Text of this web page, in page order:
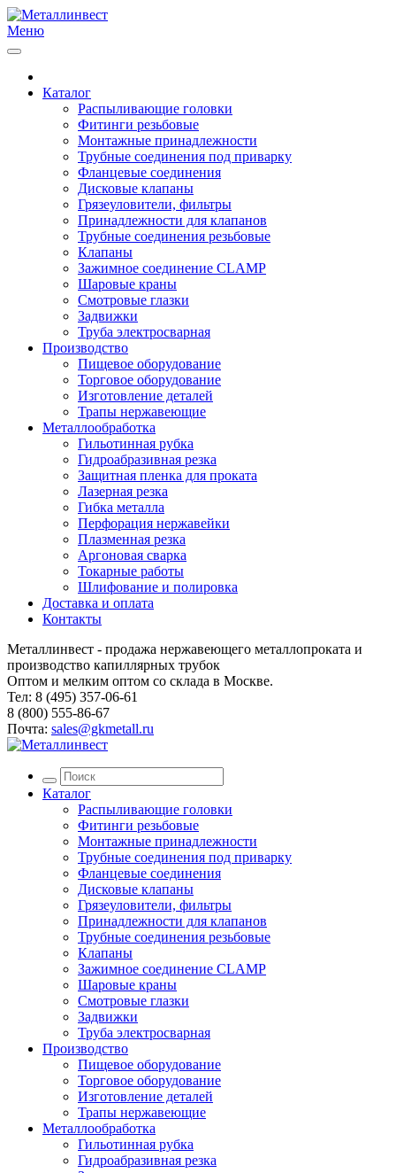
Меню
Каталог
Распыливающие головки
Фитинги резьбовые
Монтажные принадлежности
Трубные соединения под приварку
Фланцевые соединения
Дисковые клапаны
Грязеуловители, фильтры
Принадлежности для клапанов
Трубные соединения резьбовые
Клапаны
Зажимное соединение CLAMP
Шаровые краны
Смотровые глазки
Задвижки
Труба электросварная
Производство
Пищевое оборудование
Торговое оборудование
Изготовление деталей
Трапы нержавеющие
Металлообработка
Гильотинная рубка
Гидроабразивная резка
Защитная пленка для проката
Лазерная резка
Гибка металла
Перфорация нержавейки
Плазменная резка
Аргоновая сварка
Токарные работы
Шлифование и полировка
Доставка и оплата
Контакты
Металлинвест - продажа нержавеющего металлопроката и
производство капиллярных трубок
Оптом и мелким оптом со склада в Москве.
Тел: 8 (495) 357-06-61
8 (800) 555-86-67
Почта: sales@gkmetall.ru
Каталог
Распыливающие головки
Фитинги резьбовые
Монтажные принадлежности
Трубные соединения под приварку
Фланцевые соединения
Дисковые клапаны
Грязеуловители, фильтры
Принадлежности для клапанов
Трубные соединения резьбовые
Клапаны
Зажимное соединение CLAMP
Шаровые краны
Смотровые глазки
Задвижки
Труба электросварная
Производство
Пищевое оборудование
Торговое оборудование
Изготовление деталей
Трапы нержавеющие
Металлообработка
Гильотинная рубка
Гидроабразивная резка